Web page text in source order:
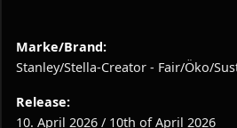
Marke/Brand:
Stanley/Stella-Creator - Fair/Öko/
Release:
10. April 2026 / 10th of April 2026